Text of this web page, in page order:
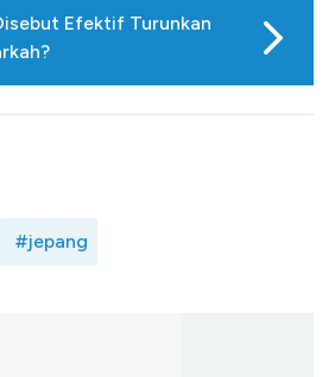
Efektif Turunkan
#jepang